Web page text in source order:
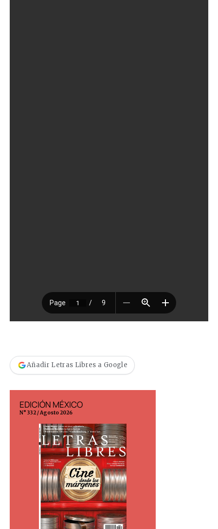
Añadir Letras Libres a Google
EDICIÓN MÉXICO
N° 332 / Agosto 2026